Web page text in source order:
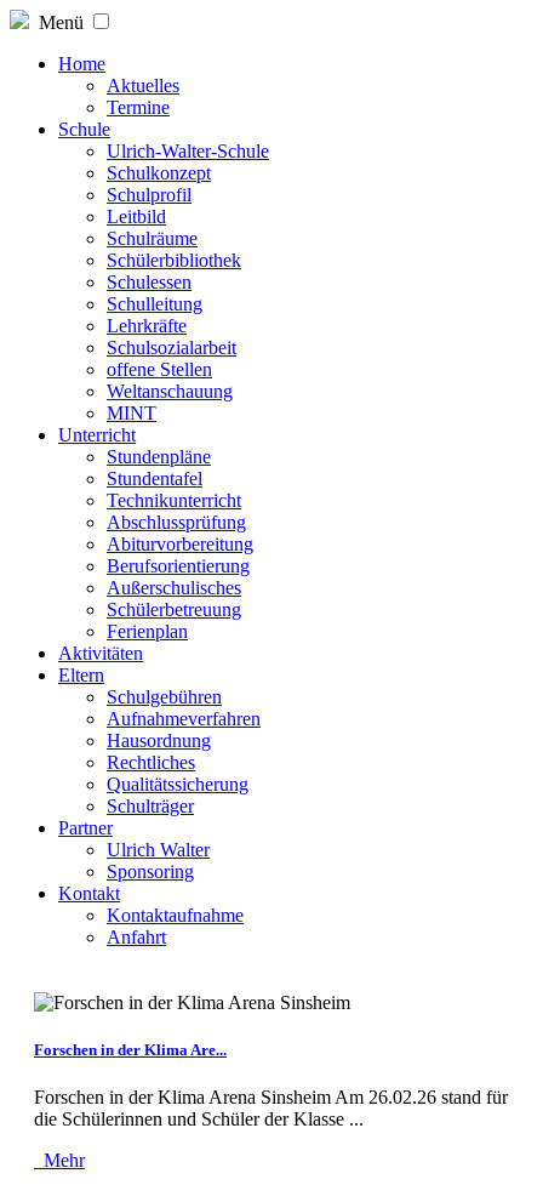
Menü
Home
Aktuelles
Termine
Schule
Ulrich-Walter-Schule
Schulkonzept
Schulprofil
Leitbild
Schulräume
Schülerbibliothek
Schulessen
Schulleitung
Lehrkräfte
Schulsozialarbeit
offene Stellen
Weltanschauung
MINT
Unterricht
Stundenpläne
Stundentafel
Technikunterricht
Abschlussprüfung
Abiturvorbereitung
Berufsorientierung
Außerschulisches
Schülerbetreuung
Ferienplan
Aktivitäten
Eltern
Schulgebühren
Aufnahmeverfahren
Hausordnung
Rechtliches
Qualitätssicherung
Schulträger
Partner
Ulrich Walter
Sponsoring
Kontakt
Kontaktaufnahme
Anfahrt
Forschen in der Klima Are...
Forschen in der Klima Arena Sinsheim Am 26.02.26 stand für
die Schülerinnen und Schüler der Klasse ...
Mehr